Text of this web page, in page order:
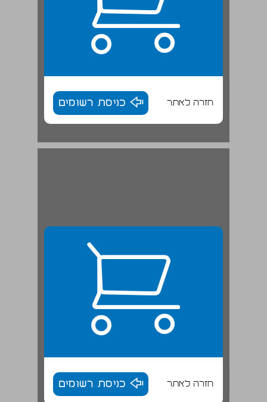
חזרה לאתר כניסת רשומים
חזרה לאתר כניסת רשומים